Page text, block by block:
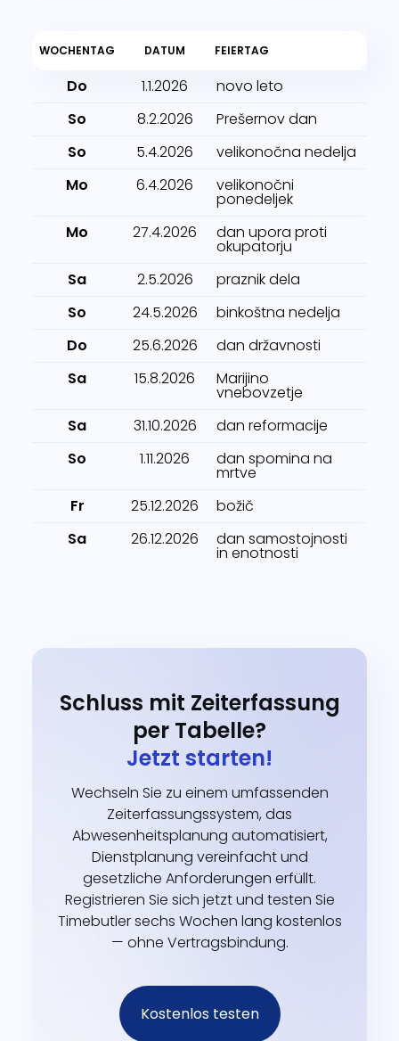
WOCHENTAG DATUM FEIERTAG
Do 1.1.2026
novo leto
So
8.2.2026
Prešernov dan
So
5.4.2026
velikonočna nedelja
Mo
6.4.2026 velikonočni
ponedeljek
Mo
27.4.2026 dan upora proti
okupatorju
Sa
2.5.2026
praznik dela
So
24.5.2026
binkoštna nedelja
Do
25.6.2026
dan državnosti
Sa
15.8.2026 Marijino
vnebovzetje
Sa
31.10.2026
dan reformacije
So
1.11.2026 dan spomina na
mrtve
Fr
25.12.2026
božič
Sa
26.12.2026 dan samostojnosti
in enotnosti
Schluss mit Zeiterfassung
per Tabelle?
Jetzt starten!
Wechseln Sie zu einem umfassenden
Zeiterfassungssystem, das
Abwesenheitsplanung automatisiert,
Dienstplanung vereinfacht und
gesetzliche Anforderungen erfüllt.
Registrieren Sie sich jetzt und testen Sie
Timebutler sechs Wochen lang kostenlos
— ohne Vertragsbindung.
Kostenlos testen